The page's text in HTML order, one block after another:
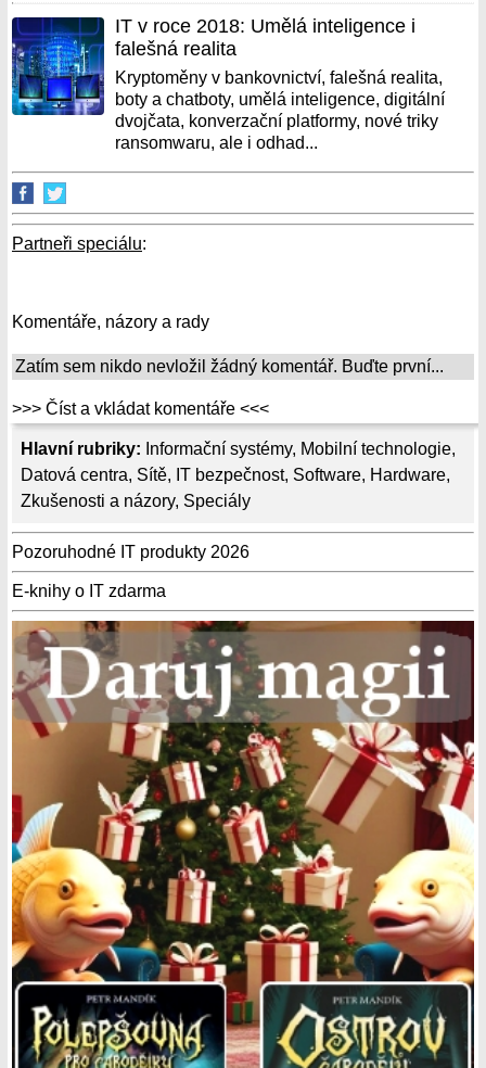
Hlavní rubriky: Informační systémy, Mobilní technologie,
Datová centra, Sítě, IT bezpečnost, Software, Hardware,
Zkušenosti a názory, Speciály
Pozoruhodné IT produkty 2026
E-knihy o IT zdarma
IT v roce 2018: Umělá inteligence i
falešná realita
Kryptoměny v bankovnictví, falešná realita,
boty a chatboty, umělá inteligence, digitální
dvojčata, konverzační platformy, nové triky
ransomwaru, ale i odhad...
Partneři speciálu:
Komentáře, názory a rady
Zatím sem nikdo nevložil žádný komentář. Buďte první...
>>> Číst a vkládat komentáře <<<